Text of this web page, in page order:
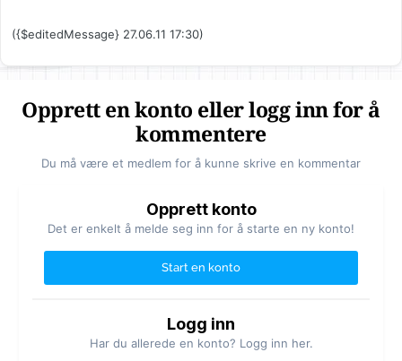
({$editedMessage} 27.06.11 17:30)
Opprett en konto eller logg inn for å
kommentere
Du må være et medlem for å kunne skrive en kommentar
Opprett konto
Det er enkelt å melde seg inn for å starte en ny konto!
Start en konto
Logg inn
Har du allerede en konto? Logg inn her.